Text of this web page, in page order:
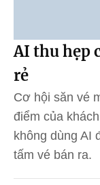
AI thu hẹp
rẻ
Cơ hội săn vé
điểm của
không dùng AI
tấm vé bán ra.